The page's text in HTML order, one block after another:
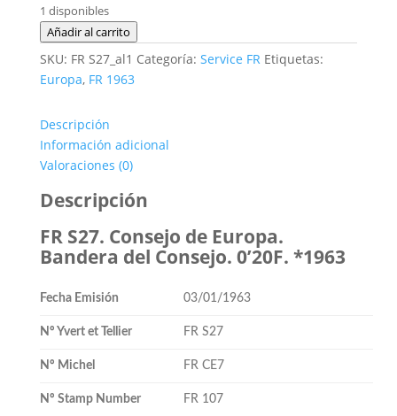
1 disponibles
FR
S27.
Consejo
Bandera
del
Consejo.
0'20F.
cantidad
Añadir al carrito
SKU: FR S27_al1 Categoría: Service FR Etiquetas:
Europa, FR 1963
Descripción
Información adicional
Valoraciones (0)
Descripción
FR S27. Consejo de Europa.
Bandera del Consejo. 0’20F. *1963
Fecha Emisión 03/01/1963
Nº Yvert et Tellier FR S27
Nº Michel FR CE7
Nº Stamp Number FR 107